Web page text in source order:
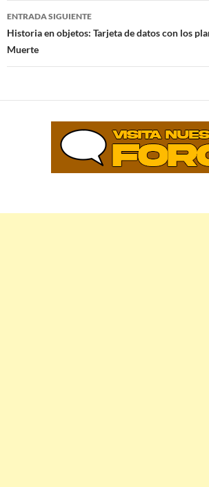
entradas
ENTRADA SIGUIENTE
Historia en objetos: Tarjeta de datos con los
Muerte